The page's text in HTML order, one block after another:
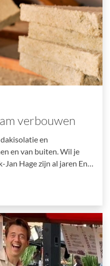
verbouwen
en
en van buiten. Wil je
Jan Hage zijn al jaren En…